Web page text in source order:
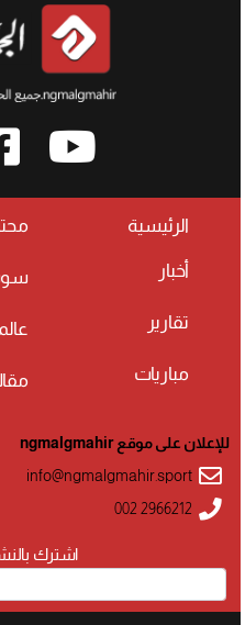
الرئيسية
أخبار
تقارير
مباريات
اشترك
للإعلان على موقع ngmalgmahir
info@ngmalgmahir.sport
002 2966212